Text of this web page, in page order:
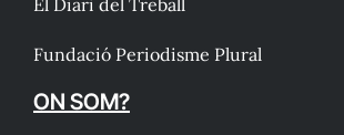
Fundació Periodisme Plural
ON SOM?